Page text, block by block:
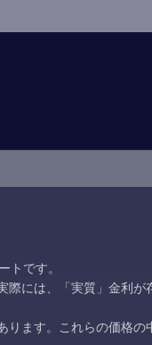
トです。
には、「実質」金利
ます。これらの価格